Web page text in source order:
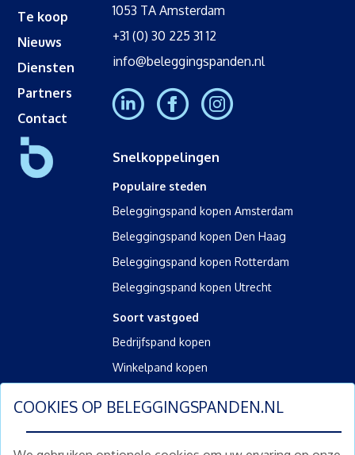
COOKIES OP BELEGGINGSPANDEN.NL
Te koop
Nieuws
Diensten
Partners
Contact
1053 TA Amsterdam
+31 (0) 30 225 31 12
info@beleggingspanden.nl
Snelkoppelingen
Populaire steden
Beleggingspand kopen Amsterdam
Beleggingspand kopen Den Haag
Beleggingspand kopen Rotterdam
Beleggingspand kopen Utrecht
Soort vastgoed
Bedrijfspand kopen
Winkelpand kopen